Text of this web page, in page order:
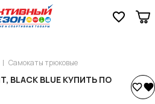
Самокаты трюковые
BLACK BLUE КУПИТЬ ПО